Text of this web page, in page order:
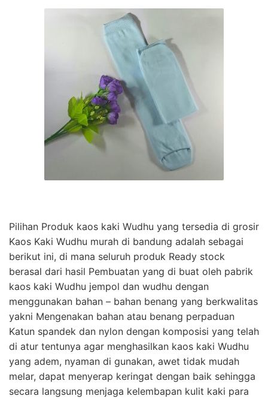
Pilihan Produk kaos kaki Wudhu yang tersedia di grosir
Kaos Kaki Wudhu murah di bandung adalah sebagai
berikut ini, di mana seluruh produk Ready stock
berasal dari hasil Pembuatan yang di buat oleh pabrik
kaos kaki Wudhu jempol dan wudhu dengan
menggunakan bahan – bahan benang yang berkwalitas
yakni Mengenakan bahan atau benang perpaduan
Katun spandek dan nylon dengan komposisi yang telah
di atur tentunya agar menghasilkan kaos kaki Wudhu
yang adem, nyaman di gunakan, awet tidak mudah
melar, dapat menyerap keringat dengan baik sehingga
secara langsung menjaga kelembapan kulit kaki para